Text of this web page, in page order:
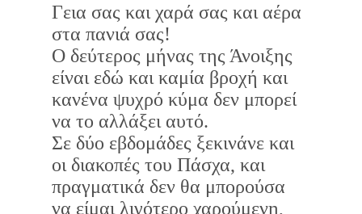
Γεια σας και χαρά σας και αέρα
στα πανιά σας!
Ο δεύτερος μήνας της Άνοιξης
είναι εδώ και καμία βροχή και
κανένα ψυχρό κύμα δεν μπορεί
να το αλλάξει αυτό.
Σε δύο εβδομάδες ξεκινάνε και
οι διακοπές του Πάσχα, και
πραγματικά δεν θα μπορούσα
να είμαι λιγότερο χαρούμενη,